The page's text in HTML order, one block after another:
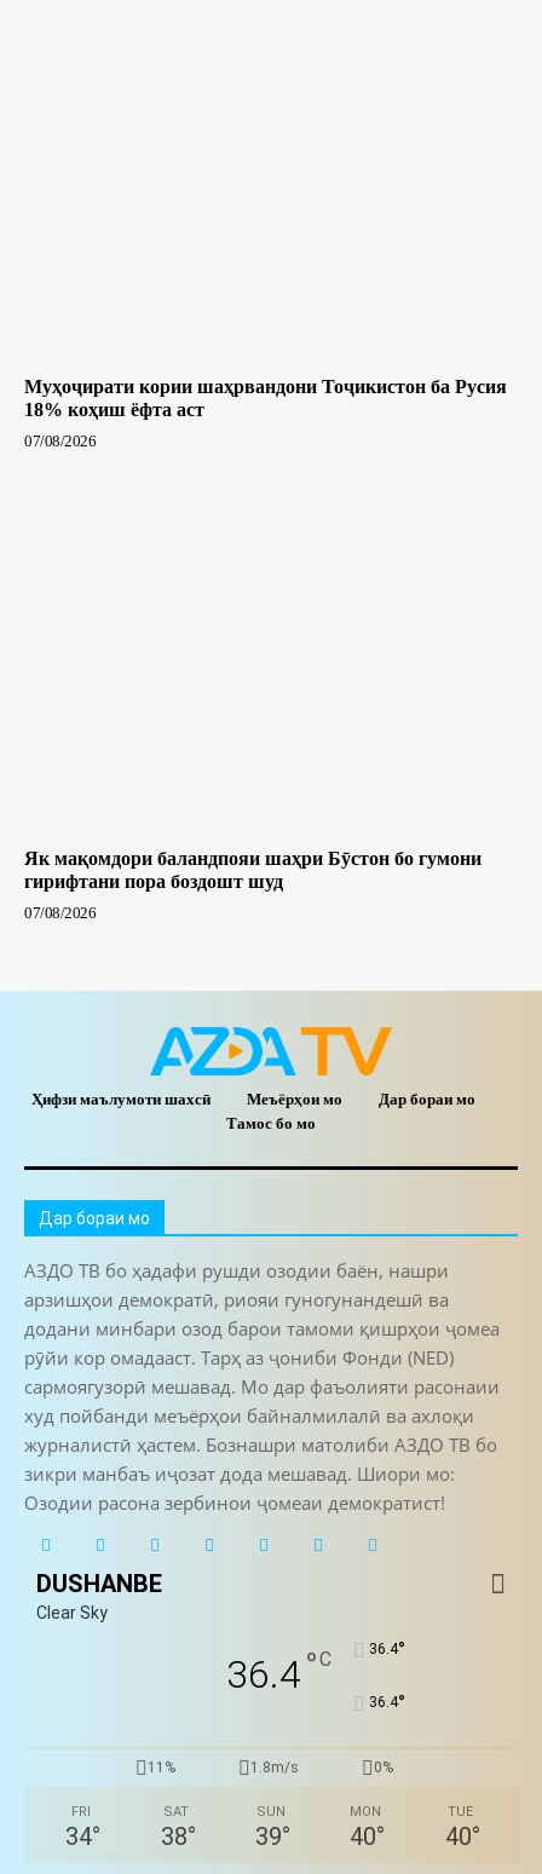
Муҳоҷирати кории шаҳрвандони Тоҷикистон ба Русия
18% коҳиш ёфта аст
07/08/2026
Як мақомдори баландпояи шаҳри Бӯстон бо гумони
гирифтани пора боздошт шуд
07/08/2026
Ҳифзи маълумоти шахсӣ Меъёрҳои мо
Дар бораи мо
Тамос бо мо
Дар бораи мо
АЗДО ТВ бо ҳадафи рушди озодии баён, нашри
арзишҳои демократӣ, риояи гуногунандешӣ ва
додани минбари озод барои тамоми қишрҳои ҷомеа
рӯйи кор омадааст. Тарҳ аз ҷониби Фонди (NED)
сармоягузорӣ мешавад. Мо дар фаъолияти расонаии
худ пойбанди меъёрҳои байналмилалӣ ва ахлоқи
журналистӣ ҳастем. Бознашри матолиби АЗДО ТВ бо
зикри манбаъ иҷозат дода мешавад. Шиори мо:
Озодии расона зербинои ҷомеаи демократист!
DUSHANBE
Clear Sky
36.4°C 36.4°
36.4°
11% 1.8m/s 0%
FRI
34°
SAT
38°
SUN
39°
MON
40°
TUE
40°